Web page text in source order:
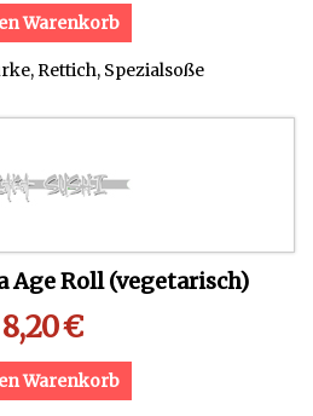
Warenkorb
Rettich, Spezialsoße
Age Roll (vegetarisch)
8,20€
Warenkorb